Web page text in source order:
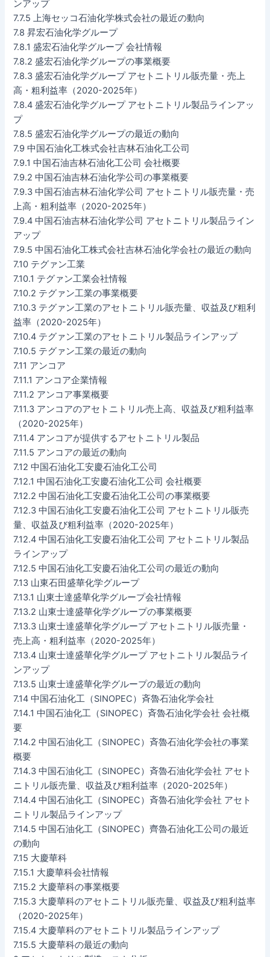
ンアップ
7.7.5 上海セッコ石油化学株式会社の最近の動向
7.8 昇宏石油化学グループ
7.8.1 盛宏石油化学グループ 会社情報
7.8.2 盛宏石油化学グループの事業概要
7.8.3 盛宏石油化学グループ アセトニトリル販売量・売上
高・粗利益率（2020-2025年）
7.8.4 盛宏石油化学グループ アセトニトリル製品ラインアッ
プ
7.8.5 盛宏石油化学グループの最近の動向
7.9 中国石油化工株式会社吉林石油化工公司
7.9.1 中国石油吉林石油化工公司 会社概要
7.9.2 中国石油吉林石油化学公司の事業概要
7.9.3 中国石油吉林石油化学公司 アセトニトリル販売量・売
上高・粗利益率（2020-2025年）
7.9.4 中国石油吉林石油化学公司 アセトニトリル製品ライン
アップ
7.9.5 中国石油化工株式会社吉林石油化学会社の最近の動向
7.10 テグァン工業
7.10.1 テグァン工業会社情報
7.10.2 テグァン工業の事業概要
7.10.3 テグァン工業のアセトニトリル販売量、収益及び粗利
益率（2020-2025年）
7.10.4 テグァン工業のアセトニトリル製品ラインアップ
7.10.5 テグァン工業の最近の動向
7.11 アンコア
7.11.1 アンコア企業情報
7.11.2 アンコア事業概要
7.11.3 アンコアのアセトニトリル売上高、収益及び粗利益率
（2020-2025年）
7.11.4 アンコアが提供するアセトニトリル製品
7.11.5 アンコアの最近の動向
7.12 中国石油化工安慶石油化工公司
7.12.1 中国石油化工安慶石油化工公司 会社概要
7.12.2 中国石油化工安慶石油化工公司の事業概要
7.12.3 中国石油化工安慶石油化工公司 アセトニトリル販売
量、収益及び粗利益率（2020-2025年）
7.12.4 中国石油化工安慶石油化工公司 アセトニトリル製品
ラインアップ
7.12.5 中国石油化工安慶石油化工公司の最近の動向
7.13 山東石田盛華化学グループ
7.13.1 山東士達盛華化学グループ会社情報
7.13.2 山東士達盛華化学グループの事業概要
7.13.3 山東士達盛華化学グループ アセトニトリル販売量・
売上高・粗利益率（2020-2025年）
7.13.4 山東士達盛華化学グループ アセトニトリル製品ライ
ンアップ
7.13.5 山東士達盛華化学グループの最近の動向
7.14 中国石油化工（SINOPEC）斉魯石油化学会社
7.14.1 中国石油化工（SINOPEC）斉魯石油化学会社 会社概
要
7.14.2 中国石油化工（SINOPEC）斉魯石油化学会社の事業
概要
7.14.3 中国石油化工（SINOPEC）斉魯石油化学会社 アセト
ニトリル販売量、収益及び粗利益率（2020-2025年）
7.14.4 中国石油化工（SINOPEC）斉魯石油化学会社 アセト
ニトリル製品ラインアップ
7.14.5 中国石油化工（SINOPEC）齊魯石油化工公司の最近
の動向
7.15 大慶華科
7.15.1 大慶華科会社情報
7.15.2 大慶華科の事業概要
7.15.3 大慶華科のアセトニトリル販売量、収益及び粗利益率
（2020-2025年）
7.15.4 大慶華科のアセトニトリル製品ラインアップ
7.15.5 大慶華科の最近の動向